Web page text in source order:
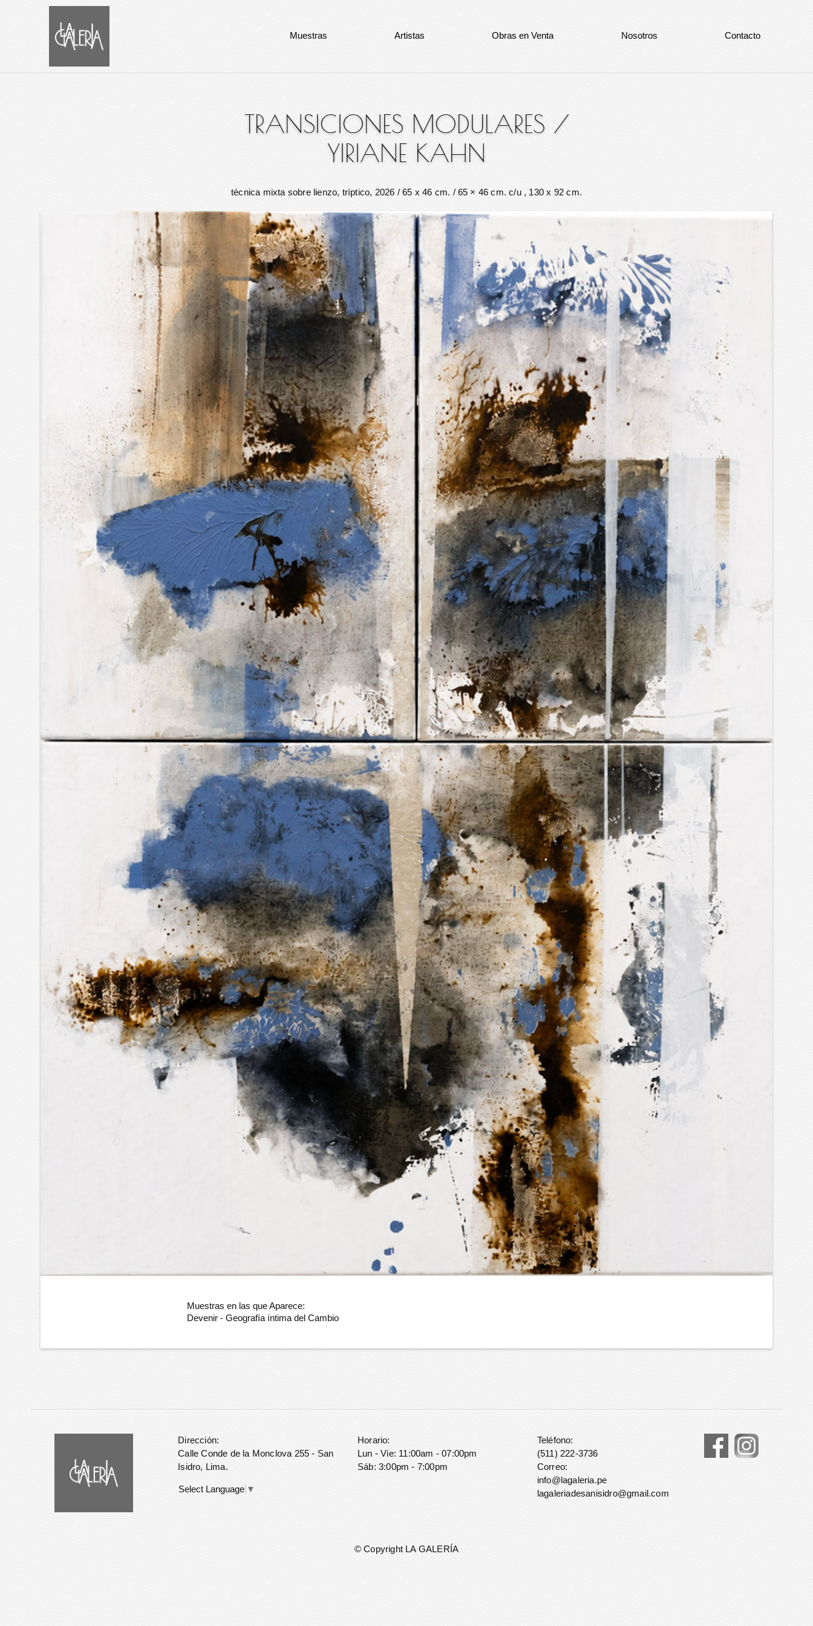
Muestras Artistas Obras en Venta Nosotros Contacto
TRANSICIONES MODULARES /
YIRIANE KAHN
técnica mixta sobre lienzo, tríptico, 2026 / 65 x 46 cm. / 65 × 46 cm. c/u , 130 x 92 cm.
Muestras en las que Aparece:
Devenir - Geografía íntima del Cambio
Dirección:
Calle Conde de la Monclova 255 - San
Isidro, Lima.
Select Language ▼
Horario:
Lun - Vie: 11:00am - 07:00pm
Sáb: 3:00pm - 7:00pm
Teléfono:
(511) 222-3736
Correo:
info@lagaleria.pe
lagaleriadesanisidro@gmail.com
© Copyright LA GALERÍA